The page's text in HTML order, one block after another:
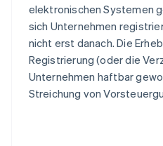
elektronischen Systemen
sich Unternehmen
nicht erst danach. Die
Registrierung (oder die
Unternehmen haftbar
Streichung von